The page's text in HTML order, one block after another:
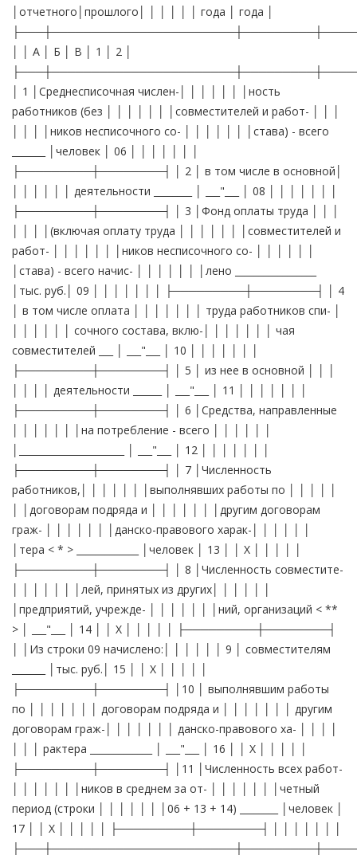
│отчетного│прошлого│ │ │ │ │ │ года │ года │
│ │ А │ Б │ В │ 1 │ 2 │
│ 1 │Среднесписочная числен-│ │ │ │ │ │ │ность
работников (без │ │ │ │ │ │ │совместителей и работ- │ │ │
│ │ │ │ников несписочного со- │ │ │ │ │ │ │става) - всего
_______ │человек │ 06 │ │ │ │ │ │ │
├─────────┼────────┤ │ 2 │ в том числе в основной│
│ │ │ │ │ │ деятельности ________ │ ___"___ │ 08 │ │ │ │ │ │ │
├─────────┼────────┤ │ 3 │Фонд оплаты труда │ │ │
│ │ │ │(включая оплату труда │ │ │ │ │ │ │совместителей и
работ- │ │ │ │ │ │ │ников несписочного со- │ │ │ │ │ │
│става) - всего начис- │ │ │ │ │ │ │лено _________________
│тыс. руб.│ 09 │ │ │ │ │ │ │ ├─────────┼────────┤ │ 4
│ в том числе оплата │ │ │ │ │ │ │ труда работников спи- │
│ │ │ │ │ │ сочного состава, вклю-│ │ │ │ │ │ │ чая
совместителей ___ │ ___"___ │ 10 │ │ │ │ │ │ │
├─────────┼────────┤ │ 5 │ из нее в основной │ │ │
│ │ │ │ деятельности ______ │ ___"___ │ 11 │ │ │ │ │ │ │
├─────────┼────────┤ │ 6 │Средства, направленные
│ │ │ │ │ │ │на потребление - всего │ │ │ │ │ │
│______________________ │ ___"___ │ 12 │ │ │ │ │ │ │
├─────────┼────────┤ │ 7 │Численность
работников,│ │ │ │ │ │ │выполнявших работы по │ │ │ │ │
│ │договорам подряда и │ │ │ │ │ │ │другим договорам
граж- │ │ │ │ │ │ │данско-правового харак-│ │ │ │ │ │
│тера < * > _____________ │человек │ 13 │ │ X │ │ │ │ │
├─────────┼────────┤ │ 8 │Численность совместите-
│ │ │ │ │ │ │лей, принятых из других│ │ │ │ │ │
│предприятий, учрежде- │ │ │ │ │ │ │ний, организаций < **
> │ ___"___ │ 14 │ │ X │ │ │ │ │ ├─────────┼────────┤
│ │Из строки 09 начислено:│ │ │ │ │ │ 9 │ совместителям
_______ │тыс. руб.│ 15 │ │ X │ │ │ │ │
├─────────┼────────┤ │10 │ выполнявшим работы
по │ │ │ │ │ │ │ договорам подряда и │ │ │ │ │ │ │ другим
договорам граж-│ │ │ │ │ │ │ данско-правового ха- │ │ │ │
│ │ │ рактера _____________ │ ___"___ │ 16 │ │ X │ │ │ │ │
├─────────┼────────┤ │11 │Численность всех работ-
│ │ │ │ │ │ │ников в среднем за от- │ │ │ │ │ │ │четный
период (строки │ │ │ │ │ │ │06 + 13 + 14) ________ │человек │
17 │ │ X │ │ │ │ │ ├─────────┼────────┤ │ │ │ │ │ │ │